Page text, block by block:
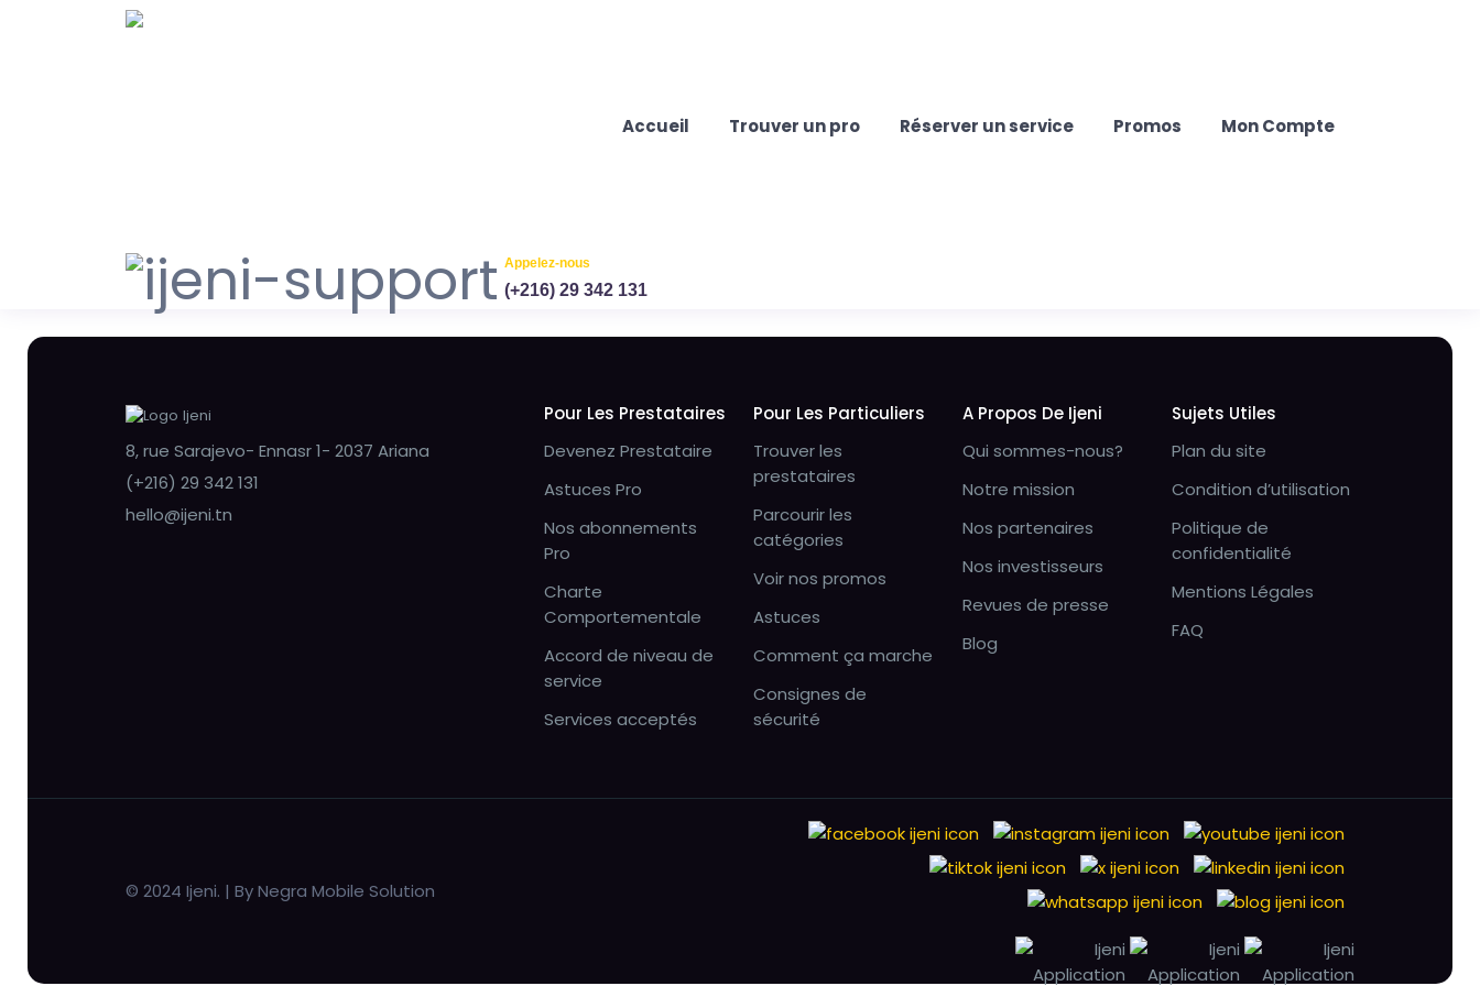
Accueil Trouver un pro Réserver un service Promos Mon Compte
Appelez-nous
(+216) 29 342 131
8, rue Sarajevo- Ennasr 1- 2037 Ariana
(+216) 29 342 131
hello@ijeni.tn
Pour Les Prestataires
Devenez Prestataire
Astuces Pro
Nos abonnements
Pro
Charte
Comportementale
Accord de niveau de
service
Services acceptés
Pour Les Particuliers
Trouver les
prestataires
Parcourir les
catégories
Voir nos promos
Astuces
Comment ça marche
Consignes de
sécurité
A Propos De Ijeni
Qui sommes-nous?
Notre mission
Nos partenaires
Nos investisseurs
Revues de presse
Blog
Sujets Utiles
Plan du site
Condition d’utilisation
Politique de
confidentialité
Mentions Légales
FAQ
© 2024 Ijeni. | By Negra Mobile Solution